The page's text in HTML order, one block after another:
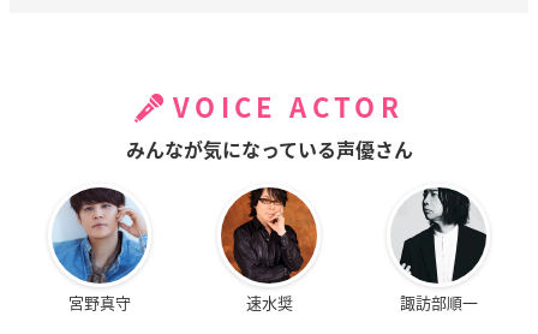
VOICE ACTOR
みんなが気になっている声優さん
宮野真守 速水奨 諏訪部順一